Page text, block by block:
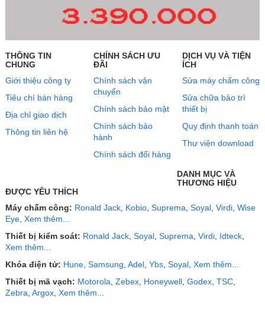
THÔNG TIN
CHUNG
Giới thiệu công ty
Tiêu chí bán hàng
Địa chỉ giao dịch
Thông tin liên hệ
CHÍNH SÁCH ƯU
ĐÃI
Chính sách vận
chuyển
Chính sách bảo mật
Chính sách bảo
hành
Chính sách đổi hàng
DỊCH VỤ VÀ TIỆN
ÍCH
Sửa máy chấm công
Sửa chữa bảo trì
thiết bị
Quy định thanh toán
Thư viện download
DANH MỤC VÀ
THƯƠNG HIỆU
ĐƯỢC YÊU THÍCH
Máy chấm công: Ronald Jack, Kobio, Suprema, Soyal, Virdi, Wise
Eye, Xem thêm...
Thiết bị kiểm soát: Ronald Jack, Soyal, Suprema, Virdi, Idteck,
Xem thêm...
Khóa điện tử: Hune, Samsung, Adel, Ybs, Soyal, Xem thêm...
Thiết bị mã vạch: Motorola, Zebex, Honeywell, Godex, TSC,
Zebra, Argox, Xem thêm...